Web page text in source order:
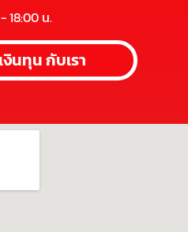
18:00 น.
นทุน กับเรา